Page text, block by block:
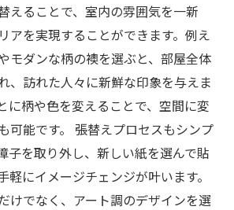
えることで、室内の雰囲気を一新
アを実現することができます。例え
モダンな柄の襖を選ぶと、部屋全体
、訪れた人々に新鮮な印象を与えま
に柄や色を変えることで、空間に変
可能です。 張替えプロセスもシンプ
子を取り外し、新しい紙を選んで貼
軽にイメージチェンジが叶います。
けでなく、アート調のデザインを選